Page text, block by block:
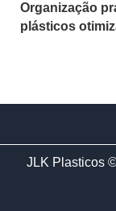
Organização
plásticos
JLK Plasticos